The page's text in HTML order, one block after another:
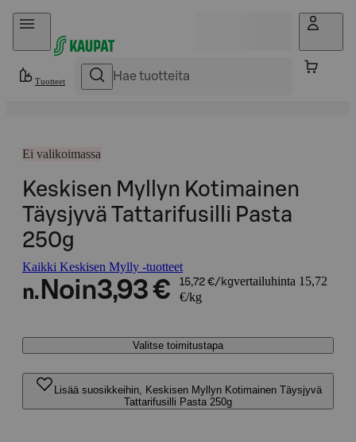
Hyppää sisältöön
Tuotteet
Ei valikoimassa
Keskisen Myllyn Kotimainen
Täysjyvä Tattarifusilli Pasta
250g
Kaikki Keskisen Mylly -tuotteet
n. Noin3,93 € 15,72 €/kgvertailuhinta 15,72
€/kg
Valitse toimitustapa
Lisää suosikkeihin, Keskisen Myllyn Kotimainen Täysjyvä
Tattarifusilli Pasta 250g